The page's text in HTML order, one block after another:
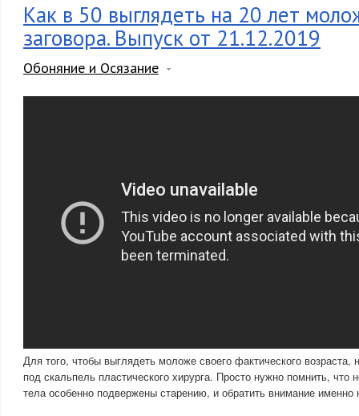
Как в 50 выглядеть на 20 лет
заговора. Выпуск от 21.12.2019
Обоняние и Осязание
Для того, чтобы выглядеть моложе своего фактического возраста,
под скальпель пластического хирурга. Просто нужно помнить, что
тела особенно подвержены старению, и обратить внимание именно